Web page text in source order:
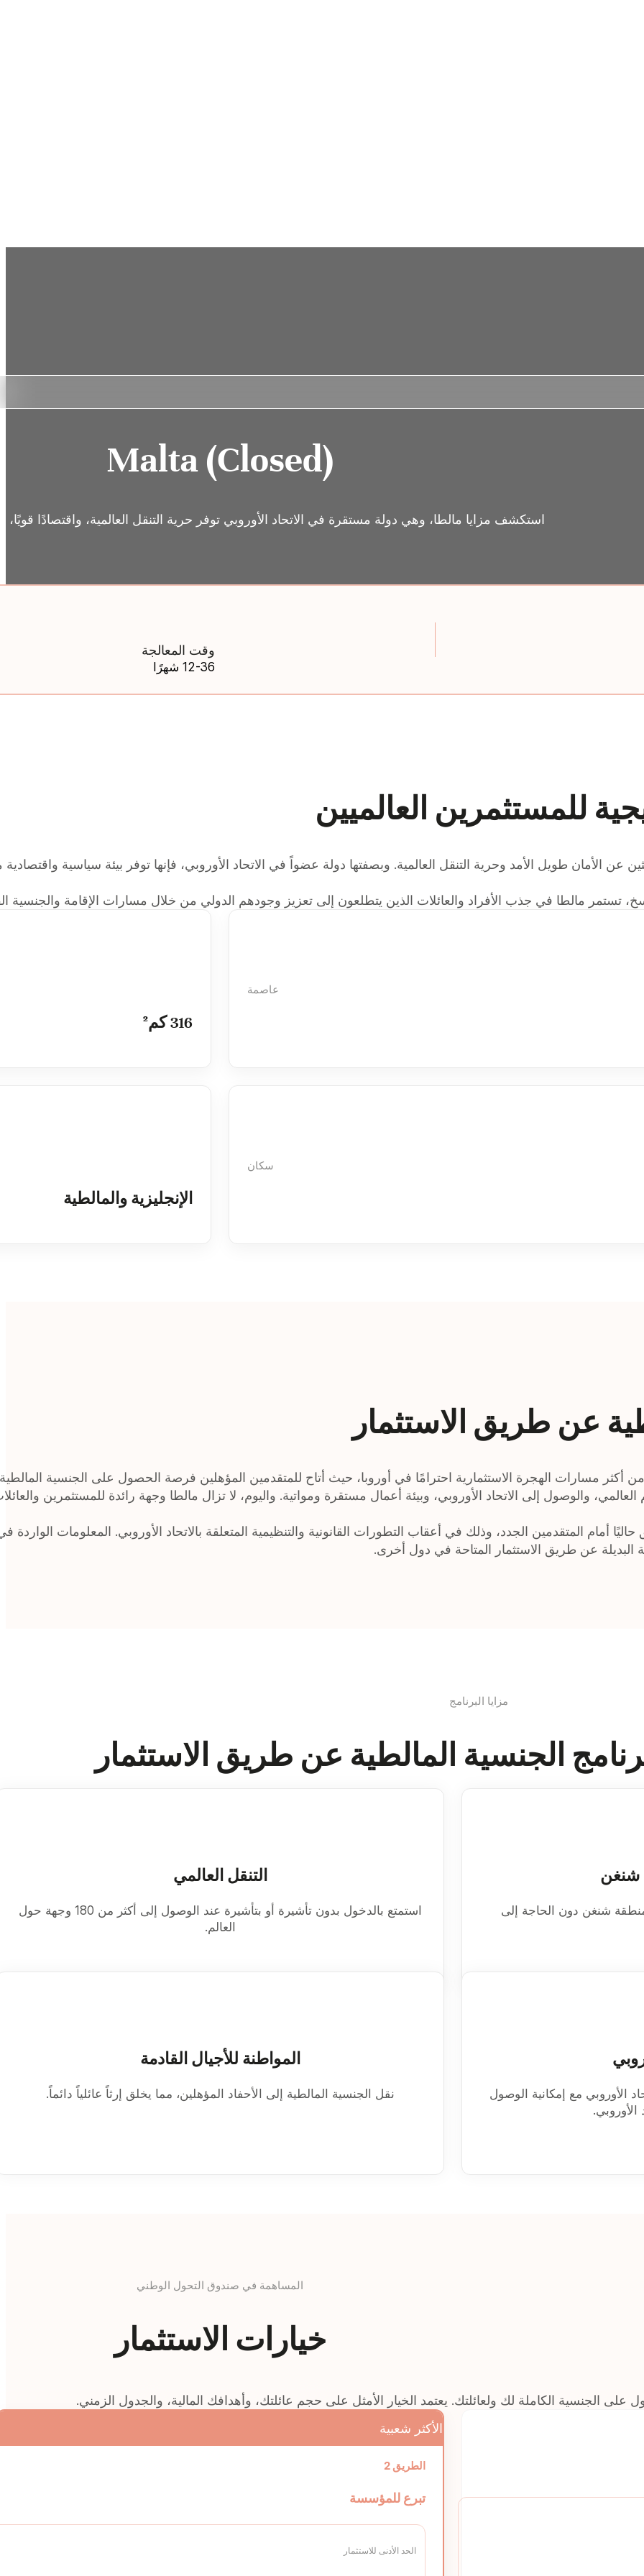
Malta (Closed)
استكشف مزايا مالطا، وهي دولة مستقرة في الاتحاد الأوروبي توفر حرية التنقل العالمية، واقتصادًا قويًا،
وقت المعالجة
12-36 شهرًا
للمستثمرين العالميين
عن الأمان طويل الأمد وحرية التنقل العالمية. وبصفتها دولة عضواً في الاتحاد الأوروبي، فإنها توفر بيئة سياسية
تستمر مالطا في جذب الأفراد والعائلات الذين يتطلعون إلى تعزيز وجودهم الدولي من خلال مسارات الإقامة والجنسية
عاصمة
316 كم²
سكان
الإنجليزية والمالطية
عن طريق الاستثمار
مسارات الهجرة الاستثمارية احترامًا في أوروبا، حيث أتاح للمتقدمين المؤهلين فرصة الحصول على الجنسية
والوصول إلى الاتحاد الأوروبي، وبيئة أعمال مستقرة ومواتية. واليوم، لا تزال مالطا وجهة رائدة للمستثمرين
أمام المتقدمين الجدد، وذلك في أعقاب التطورات القانونية والتنظيمية المتعلقة بالاتحاد الأوروبي. المعلومات
البديلة عن طريق الاستثمار المتاحة في دول أخرى.
مزايا البرنامج
الجنسية المالطية عن طريق الاستثمار
شنغن
شنغن دون الحاجة إلى
التنقل العالمي
استمتع بالدخول بدون تأشيرة أو بتأشيرة عند الوصول إلى أكثر من 180 وجهة حول
العالم.
مع إمكانية الوصول
الأوروبي.
المواطنة للأجيال القادمة
نقل الجنسية المالطية إلى الأحفاد المؤهلين، مما يخلق إرثاً عائلياً دائماً.
المساهمة في صندوق التحول الوطني
خيارات الاستثمار
الجنسية الكاملة لك ولعائلتك. يعتمد الخيار الأمثل على حجم عائلتك، وأهدافك المالية، والجدول الزمني.
الأكثر شعبية
الطريق 2
تبرع للمؤسسة
الحد الأدنى للاستثمار